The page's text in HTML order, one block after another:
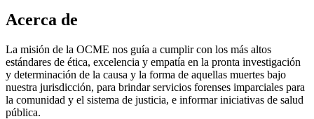
Acerca de
La misión de la OCME nos guía a cumplir con los más altos
estándares de ética, excelencia y empatía en la pronta investigación
y determinación de la causa y la forma de aquellas muertes bajo
nuestra jurisdicción, para brindar servicios forenses imparciales para
la comunidad y el sistema de justicia, e informar iniciativas de salud
pública.